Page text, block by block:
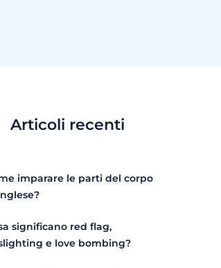
Articoli recenti
imparare le parti del corpo
significano red flag,
e love bombing?